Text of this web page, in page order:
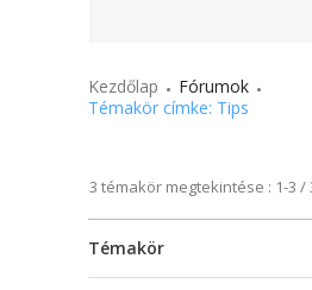
Kezdőlap
Fórumok
Témakör címke: Tips
3 témakör megtekintése : 1-3 /
Témakör